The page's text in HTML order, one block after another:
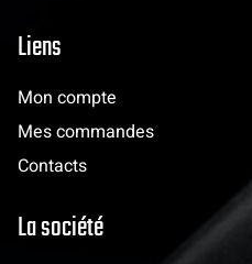
Liens
Mon compte
Mes commandes
Contacts
La société